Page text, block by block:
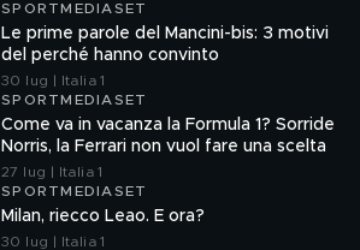
SPORTMEDIASET
Le prime parole del Mancini-bis: 3 motivi
del perché hanno convinto
30 lug | Italia 1
SPORTMEDIASET
Come va in vacanza la Formula 1? Sorride
Norris, la Ferrari non vuol fare una scelta
27 lug | Italia 1
SPORTMEDIASET
Milan, riecco Leao. E ora?
30 lug | Italia 1